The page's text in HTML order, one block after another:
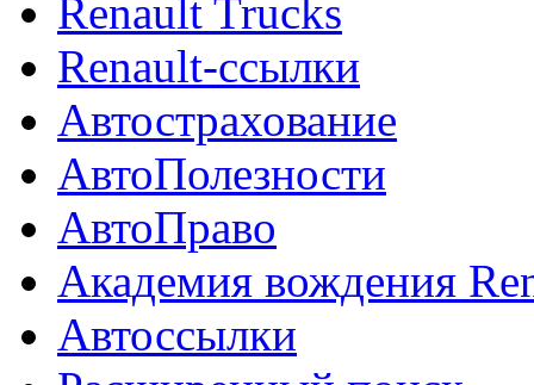
Renault Trucks
Renault-ссылки
Автострахование
АвтоПолезности
АвтоПраво
Академия вождения
Автоссылки